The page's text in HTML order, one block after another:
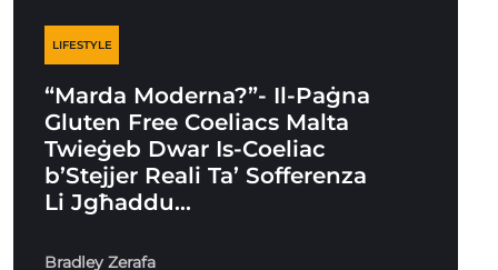
LIFESTYLE
“Marda Moderna?”- Il-Paġna
Gluten Free Coeliacs Malta
Twieġeb Dwar Is-Coeliac
b’Stejjer Reali Ta’ Sofferenza
Li Jgħaddu…
Bradley Zerafa